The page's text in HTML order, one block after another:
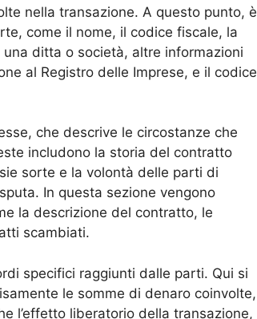
nella transazione. A questo punto, è
come il nome, il codice fiscale, la
ditta o società, altre informazioni
al Registro delle Imprese, e il codice
che descrive le circostanze che
includono la storia del contratto
sorte e la volontà delle parti di
In questa sezione vengono
la descrizione del contratto, le
scambiati.
specifici raggiunti dalle parti. Qui si
le somme di denaro coinvolte,
l’effetto liberatorio della transazione,